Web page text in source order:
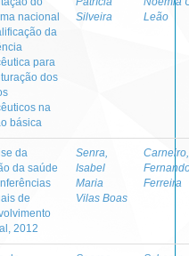
nacional
da
para
dos
na
básica
Silveira
Leão
da
da saúde
de
2012
Senra,
Isabel
Maria
Vilas Boas
Carneiro,
Ferreira